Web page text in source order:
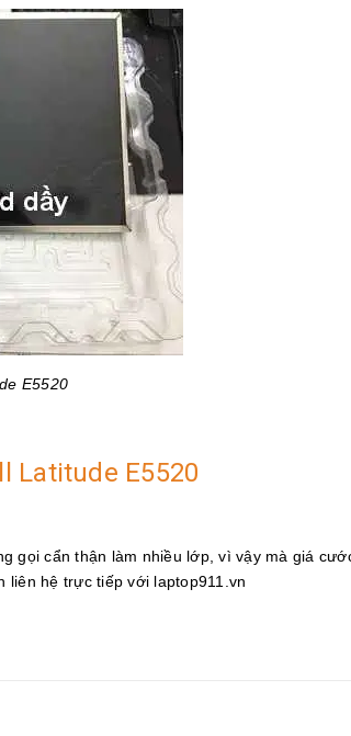
E5520
Latitude E5520
gọi cẩn thận làm nhiều lớp, vì vậy mà giá
liên hệ trực tiếp với laptop911.vn